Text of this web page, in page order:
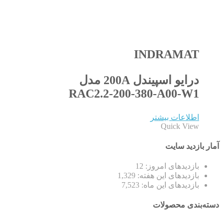
INDRAMAT
درایو اسپیندل 200A مدل
RAC2.2-200-380-A00-W1
اطلاعات بیشتر
Quick View
آمار بازدید سایت
بازدیدهای امروز: 12
بازدیدهای این هفته: 1,329
بازدیدهای این ماه: 7,523
دسته‌بندی محصولات